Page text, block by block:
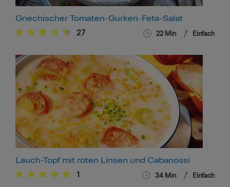
Griechischer Tomaten-Gurken-Feta-Salat
27 22Min Einfach
Lauch-Topf mit roten Linsen und Cabanossi
1 34 Min Einfach